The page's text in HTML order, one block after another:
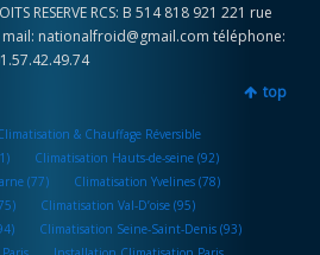
RESERVE RCS: B 514 818 921 221 rue
nationalfroid@gmail.com téléphone:
top
& Chauffage Réversible
Climatisation Hauts-de-seine (92)
(77)
Climatisation Yvelines (78)
Climatisation Val-D’oise (95)
Climatisation Seine-Saint-Denis (93)